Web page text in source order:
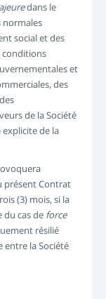
dans le
normales
social et des
conditions
et
des
de la Société
de la
présent Contrat
(3) mois, si la
du cas de force
résilié
entre la Société